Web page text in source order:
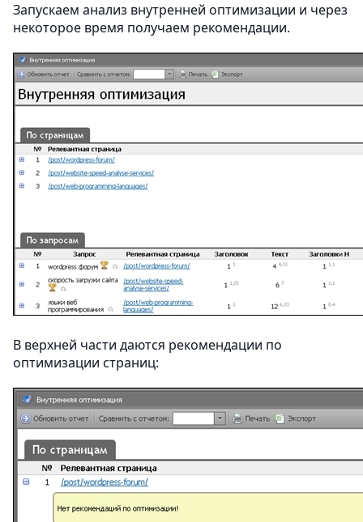
Запускаем анализ внутренней оптимизации и через
некоторое время получаем рекомендации.
В верхней части даются рекомендации по
оптимизации страниц: